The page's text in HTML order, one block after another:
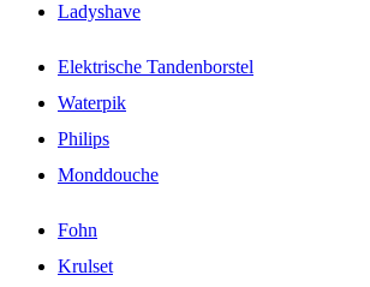
Ladyshave
Elektrische Tandenborstel
Waterpik
Philips
Monddouche
Fohn
Krulset